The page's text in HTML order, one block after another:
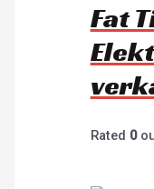
Fat
Rated 0